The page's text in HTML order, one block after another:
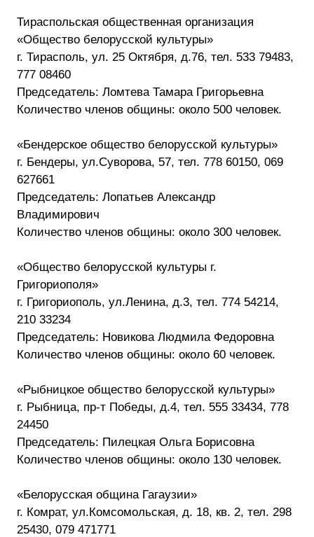
Тираспольская общественная организация
«Общество белорусской культуры»
г. Тирасполь, ул. 25 Октября, д.76, тел. 533 79483,
777 08460
Председатель: Ломтева Тамара Григорьевна
Количество членов общины: около 500 человек.
«Бендерское общество белорусской культуры»
г. Бендеры, ул.Суворова, 57, тел. 778 60150, 069
627661
Председатель: Лопатьев Александр
Владимирович
Количество членов общины: около 300 человек.
«Общество белорусской культуры г.
Григориополя»
г. Григориополь, ул.Ленина, д.3, тел. 774 54214,
210 33234
Председатель: Новикова Людмила Федоровна
Количество членов общины: около 60 человек.
«Рыбницкое общество белорусской культуры»
г. Рыбница, пр-т Победы, д.4, тел. 555 33434, 778
24450
Председатель: Пилецкая Ольга Борисовна
Количество членов общины: около 130 человек.
«Белорусская община Гагаузии»
г. Комрат, ул.Комсомольская, д. 18, кв. 2, тел. 298
25430, 079 471771